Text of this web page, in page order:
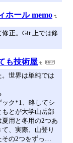
ホール memo
修正。Git 上では修
も技術屋
世界は単純では
ク*1、略してシ
とが大学山岳部
用と冬用の2つあ
、実際、山登り
その2つをずっ…